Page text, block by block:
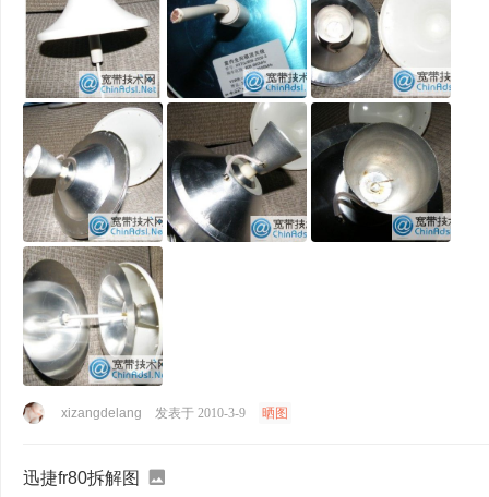
xizangdelang 发表于 2010-3-9 晒图
迅捷fr80拆解图